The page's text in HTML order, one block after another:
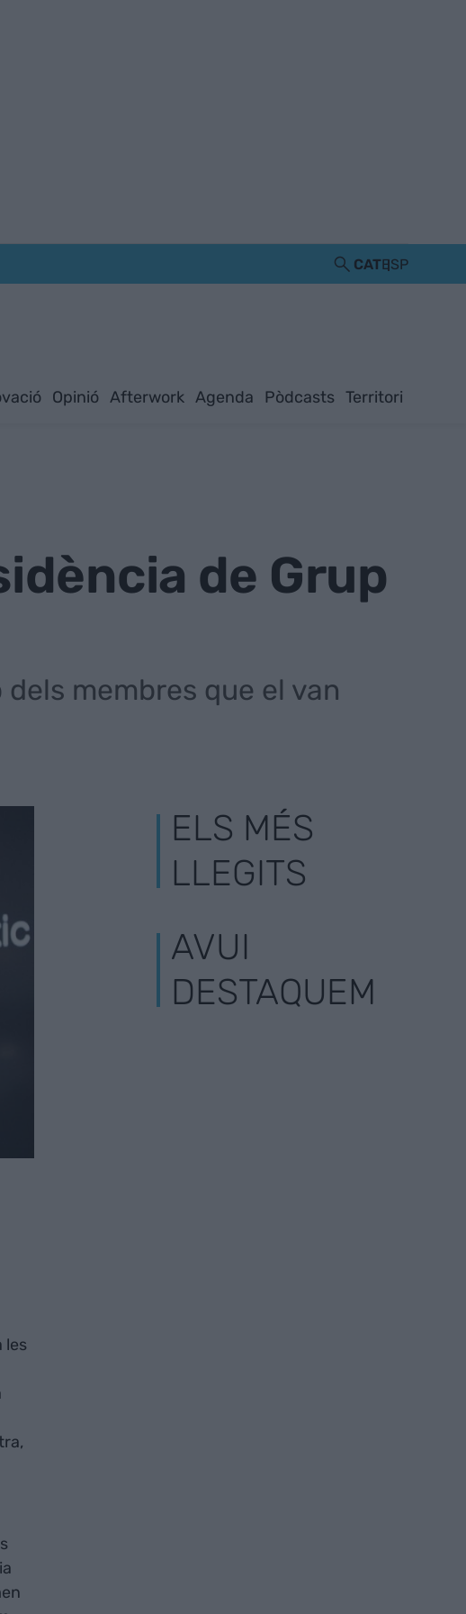
CATESP
Opinió Afterwork Agenda Pòdcasts Territori
de Grup
membres que el van
les
ELS MÉS
LLEGITS
AVUI
DESTAQUEM